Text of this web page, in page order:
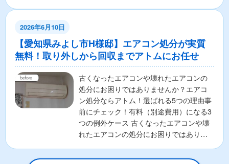
2026年6月10日
【愛知県みよし市H様邸】エアコン処分が実質
無料！取り外しから回収までアトムにお任せ
古くなったエアコンや壊れたエアコンの
処分にお困りではありませんか？エアコ
ン処分ならアトム！選ばれる5つの理由事
前にチェック！有料（別途費用）になる3
つの例外ケース 古くなったエアコンや壊
れたエアコンの処分にお困りではありま